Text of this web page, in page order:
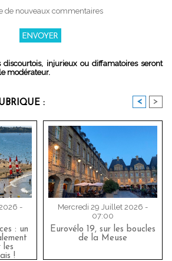
de nouveaux commentaires
discourtois, injurieux ou diffamatoires seront
modérateur.
: < >
-
: un
les
!
Mercredi 29 Juillet 2026 -
07:00
Eurovélo 19, sur les boucles
de la Meuse